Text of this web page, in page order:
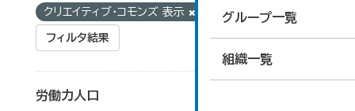
グループ一覧
組織一覧
クリエイティブ・コモンズ 表示
フィルタ結果
労働力人口